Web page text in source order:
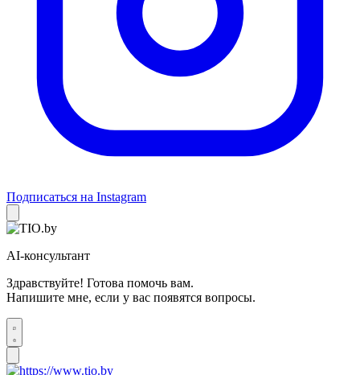
Подписаться на Instagram
AI-консультант
Здравствуйте! Готова помочь вам.
Напишите мне, если у вас появятся вопросы.